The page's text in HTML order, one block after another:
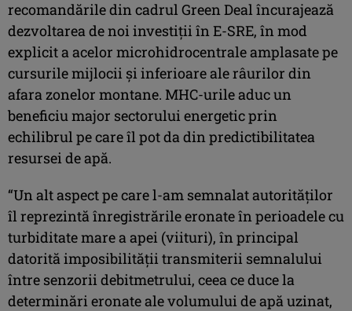
recomandările din cadrul Green Deal încurajează
dezvoltarea de noi investiții în E-SRE, în mod
explicit a acelor microhidrocentrale amplasate pe
cursurile mijlocii și inferioare ale râurilor din
afara zonelor montane. MHC-urile aduc un
beneficiu major sectorului energetic prin
echilibrul pe care îl pot da din predictibilitatea
resursei de apă.
“Un alt aspect pe care l-am semnalat autorităților
îl reprezintă înregistrările eronate în perioadele cu
turbiditate mare a apei (viituri), în principal
datorită imposibilității transmiterii semnalului
între senzorii debitmetrului, ceea ce duce la
determinări eronate ale volumului de apă uzinat,